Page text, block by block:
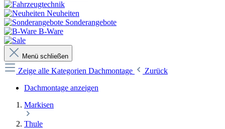
Neuheiten
Sonderangebote
B-Ware
Menü schließen
Zeige alle Kategorien Dachmontage
Zurück
Dachmontage anzeigen
Markisen
Thule